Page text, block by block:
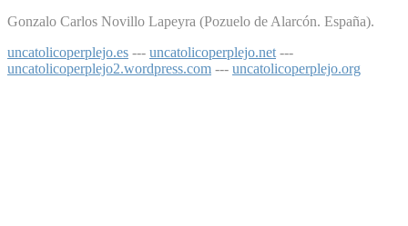
Gonzalo Carlos Novillo Lapeyra (Pozuelo de Alarcón. España).
uncatolicoperplejo.es --- uncatolicoperplejo.net---
uncatolicoperplejo2.wordpress.com --- uncatolicoperplejo.org